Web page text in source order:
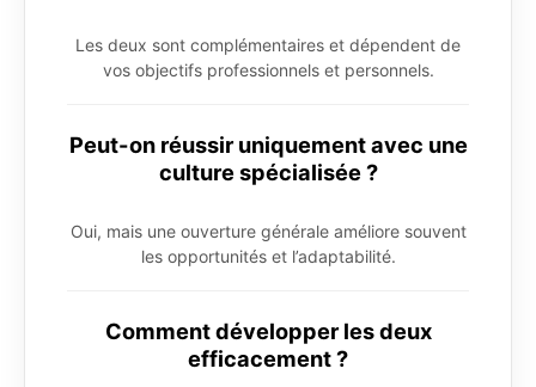
Les deux sont complémentaires et dépendent de
vos objectifs professionnels et personnels.
Peut-on réussir uniquement avec une
culture spécialisée ?
Oui, mais une ouverture générale améliore souvent
les opportunités et l’adaptabilité.
Comment développer les deux
efficacement ?